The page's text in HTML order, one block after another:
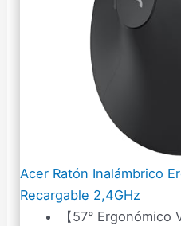
Acer Ratón Inalámbrico
Recargable 2,4GHz
【57°